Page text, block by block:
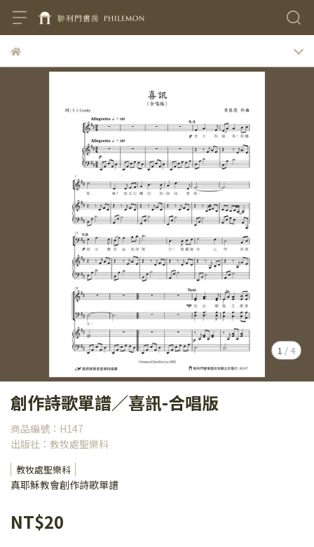
1 / 4
創作詩歌單譜／喜訊-合唱版
商品編號：H147
出版社：教牧處聖樂科
教牧處聖樂科
真耶穌教會創作詩歌單譜
NT$20